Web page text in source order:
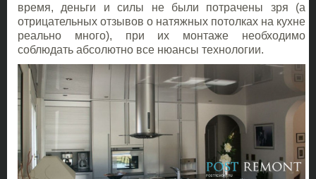
время, деньги и силы не были потрачены зря (а
отрицательных отзывов о натяжных потолках на кухне
реально много), при их монтаже необходимо
соблюдать абсолютно все нюансы технологии.